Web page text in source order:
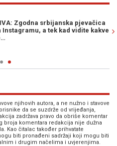
Zgodna srbijanska pjevačica
a tek kad vidite kakve
njihovih autora, a ne nužno i stavove
da se suzdrže od vrijeđanja,
zadržava pravo da obriše komentar
broja komentara redakcija nije dužna
Kao čitalac također prihvatate
biti pronađeni sadržaji koji mogu biti
i drugim načelima i uvjerenjima.